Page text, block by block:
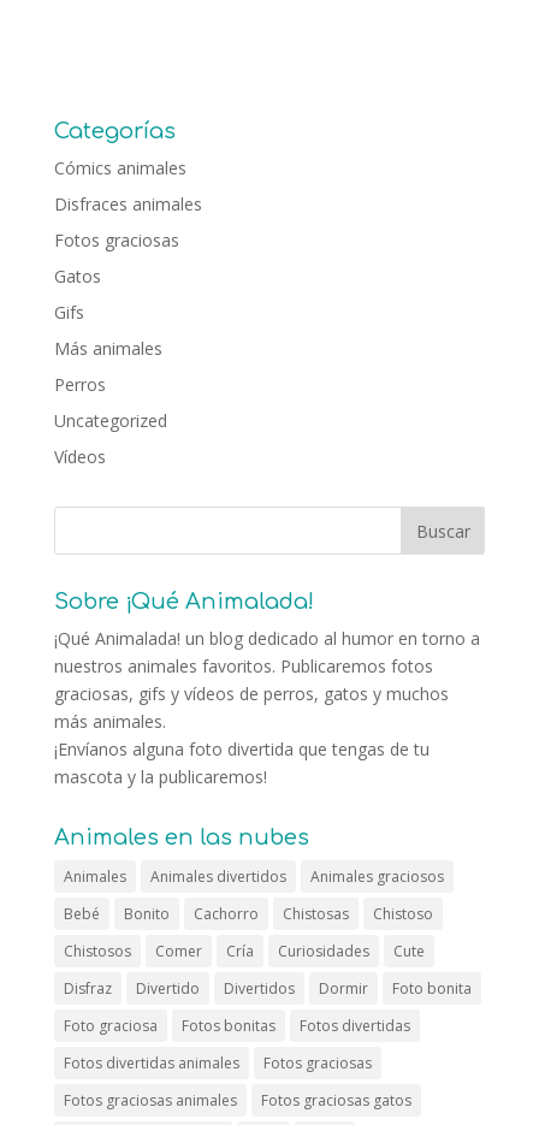
Categorías
Cómics animales
Disfraces animales
Fotos graciosas
Gatos
Gifs
Más animales
Perros
Uncategorized
Vídeos
Sobre ¡Qué Animalada!
¡Qué Animalada! un blog dedicado al humor en torno a
nuestros animales favoritos. Publicaremos fotos
graciosas, gifs y vídeos de perros, gatos y muchos
más animales.
¡Envíanos alguna foto divertida que tengas de tu
mascota y la publicaremos!
Animales en las nubes
Animales Animales divertidos
Animales graciosos
Bebé
Bonito Cachorro Chistosas
Chistoso
Chistosos
Comer Cría Curiosidades
Cute
Disfraz
Divertido Divertidos Dormir
Foto bonita
Foto graciosa
Fotos bonitas
Fotos divertidas
Fotos divertidas animales
Fotos graciosas
Fotos graciosas animales
Fotos graciosas gatos